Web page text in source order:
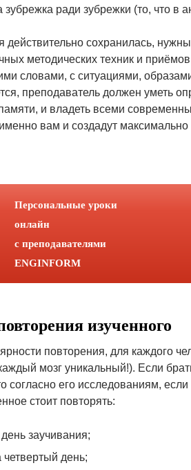
ради зубрежки (то, что в
сохранилась,
методических техник и
словами, с ситуациями,
преподаватель должен уметь
и владеть всеми
вам и создадут
Персональные уроки
онлайн
с преподавателями
ENGINFORM
изученного
повторения, для каждого
мозг уникальный!). Если
согласно его исследованиям,
стоит повторять:
заучивания;
день;